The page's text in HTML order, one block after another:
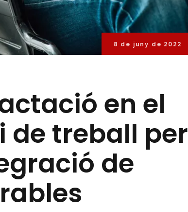
8 de juny de 2022
en el
treball per
de